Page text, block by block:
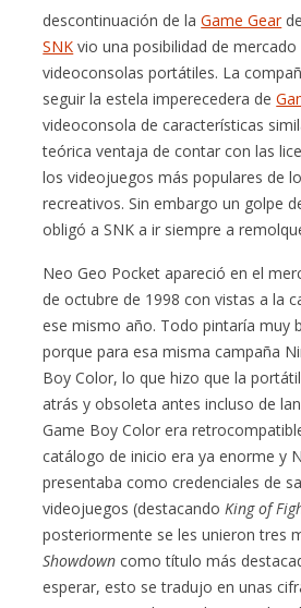
descontinuación de laGame Gear
SNK vio una posibilidad de
videoconsolas portátiles. La
seguir la estela imperecedera de
videoconsola de características
teórica ventaja de contar con las
los videojuegos más populares de
recreativos. Sin embargo un golpe
obligó a SNK a ir siempre a
Neo Geo Pocket apareció en el
de octubre de 1998 con vistas a la
ese mismo año. Todo pintaría muy
porque para esa misma campaña
Boy Color, lo que hizo que la
atrás y obsoleta antes incluso de
Game Boy Color era
catálogo de inicio era ya enorme y
presentaba como credenciales de
videojuegos (destacandoKing of
posteriormente se les unieron tres
Showdown como título más
esperar, esto se tradujo en unas